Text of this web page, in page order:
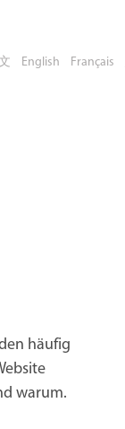
English Français
häufig
warum.